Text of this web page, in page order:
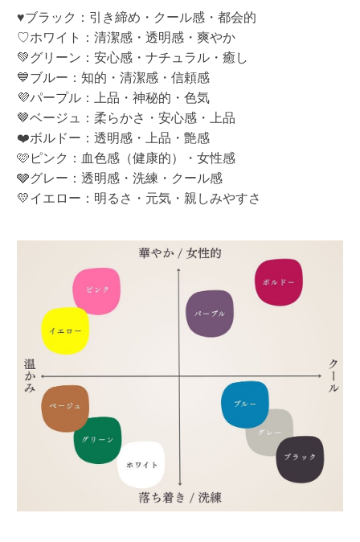
♥ブラック：引き締め・クール感・都会的
♡ホワイト：清潔感・透明感・爽やか
💚グリーン：安心感・ナチュラル・癒し
💙ブルー：知的・清潔感・信頼感
💜パープル：上品・神秘的・色気
🤎ベージュ：柔らかさ・安心感・上品
❤️ボルドー：透明感・上品・艶感
🩷ピンク：血色感（健康的）・女性感
🩶グレー：透明感・洗練・クール感
💛イエロー：明るさ・元気・親しみやすさ